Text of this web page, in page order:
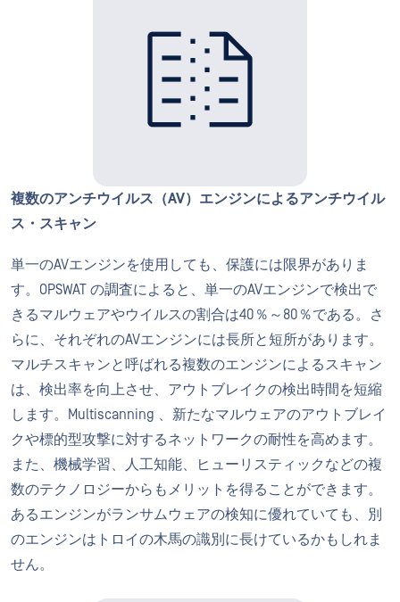
複数のアンチウイルス（AV）エンジンによるアンチウイル
ス・スキャン
単一のAVエンジンを使用しても、保護には限界がありま
す。OPSWAT の調査によると、単一のAVエンジンで検出で
きるマルウェアやウイルスの割合は40％～80％である。さ
らに、それぞれのAVエンジンには長所と短所があります。
マルチスキャンと呼ばれる複数のエンジンによるスキャン
は、検出率を向上させ、アウトブレイクの検出時間を短縮
します。Multiscanning 、新たなマルウェアのアウトブレイ
クや標的型攻撃に対するネットワークの耐性を高めます。
また、機械学習、人工知能、ヒューリスティックなどの複
数のテクノロジーからもメリットを得ることができます。
あるエンジンがランサムウェアの検知に優れていても、別
のエンジンはトロイの木馬の識別に長けているかもしれま
せん。